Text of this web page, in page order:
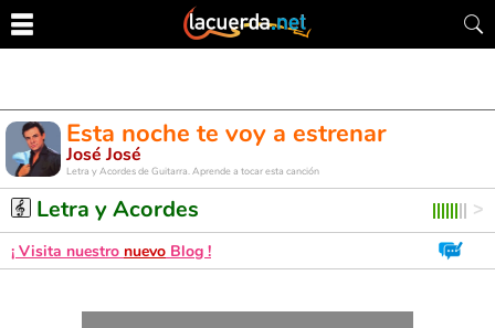
Esta noche te voy a estrenar
José José
Letra y Acordes de Guitarra. Aprende a tocar esta canción
Letra y Acordes
¡ Visita nuestro nuevo Blog !